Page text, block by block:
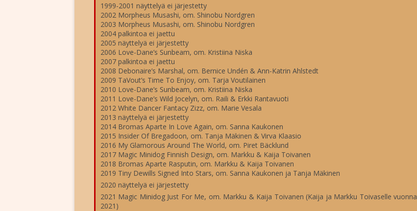
1999-2001 näyttelyä ei järjestetty
2002 Morpheus Musashi, om. Shinobu Nordgren
2003 Morpheus Musashi, om. Shinobu Nordgren
2004 palkintoa ei jaettu
2005 näyttelyä ei järjestetty
2006 Love-Dane’s Sunbeam, om. Kristiina Niska
2007 palkintoa ei jaettu
2008 Debonaire’s Marshal, om. Bernice Undén & Ann-Katrin Ahlstedt
2009 TaVout’s Time To Enjoy, om. Tarja Voutilainen
2010 Love-Dane’s Sunbeam, om. Kristiina Niska
2011 Love-Dane’s Wild Jocelyn, om. Raili & Erkki Rantavuoti
2012 White Dancer Fantacy Zizz, om. Marie Vesala
2013 näyttelyä ei järjestetty
2014 Bromas Aparte In Love Again, om. Sanna Kaukonen
2015 Insider Of Bregadoon, om. Tanja Mäkinen & Virva Klaasio
2016 My Glamorous Around The World, om. Piret Bäcklund
2017 Magic Minidog Finnish Design, om. Markku & Kaija Toivanen
2018 Bromas Aparte Rasputin, om. Markku & Kaija Toivanen
2019 Tiny Dewills Signed Into Stars, om. Sanna Kaukonen ja Tanja Mäkinen
2020 näyttelyä ei järjestetty
2021 Magic Minidog Just For Me, om. Markku & Kaija Toivanen (Kaija ja Markku Toivaselle vuonna
2021)